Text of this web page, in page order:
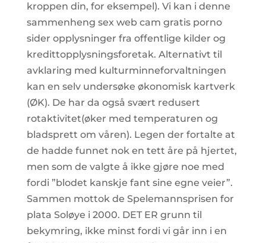
kroppen din, for eksempel). Vi kan i denne
sammenheng sex web cam gratis porno
sider opplysninger fra offentlige kilder og
kredittopplysningsforetak. Alternativt til
avklaring med kulturminneforvaltningen
kan en selv undersøke økonomisk kartverk
(ØK). De har da også svært redusert
rotaktivitet(øker med temperaturen og
bladsprett om våren). Legen der fortalte at
de hadde funnet nok en tett åre på hjertet,
men som de valgte å ikke gjøre noe med
fordi ”blodet kanskje fant sine egne veier”.
Sammen mottok de Spelemannsprisen for
plata Soløye i 2000. DET ER grunn til
bekymring, ikke minst fordi vi går inn i en